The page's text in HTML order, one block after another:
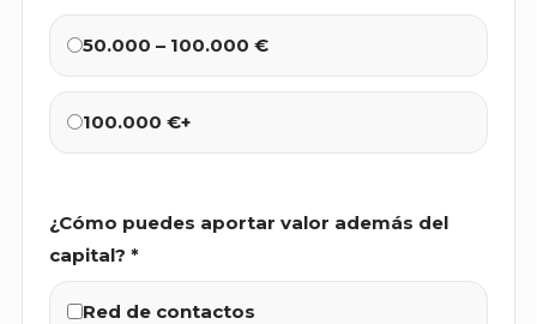
50.000 – 100.000 €
100.000 €+
¿Cómo puedes aportar valor además del
capital? *
Red de contactos